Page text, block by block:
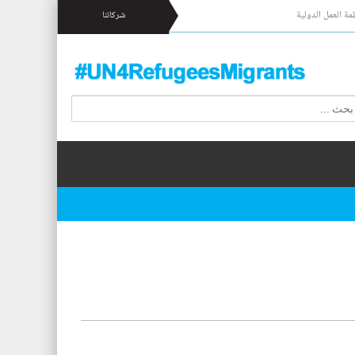
العمل الدولية شركائنا